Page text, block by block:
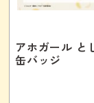
アホガール と
缶バッジ